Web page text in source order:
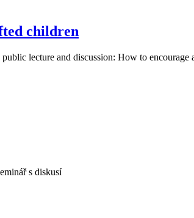
children
public lecture and discussion: How to
s diskusí